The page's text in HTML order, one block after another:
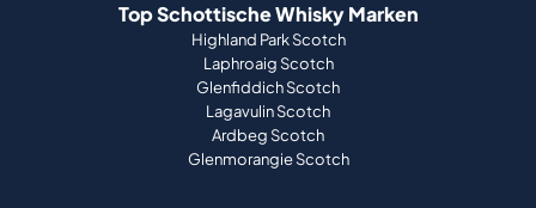
Top Schottische Whisky Marken
Highland Park Scotch
Laphroaig Scotch
Glenfiddich Scotch
Lagavulin Scotch
Ardbeg Scotch
Glenmorangie Scotch